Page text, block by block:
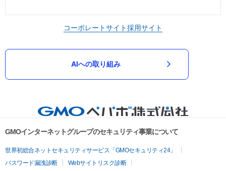
コーポレートサイト採用サイト
AIへの取り組み
GMOインターネットグループのセキュリティ事業について
世界初総合ネットセキュリティサービス「GMOセキュリティ24」
パスワード漏洩診断
Webサイトリスク診断